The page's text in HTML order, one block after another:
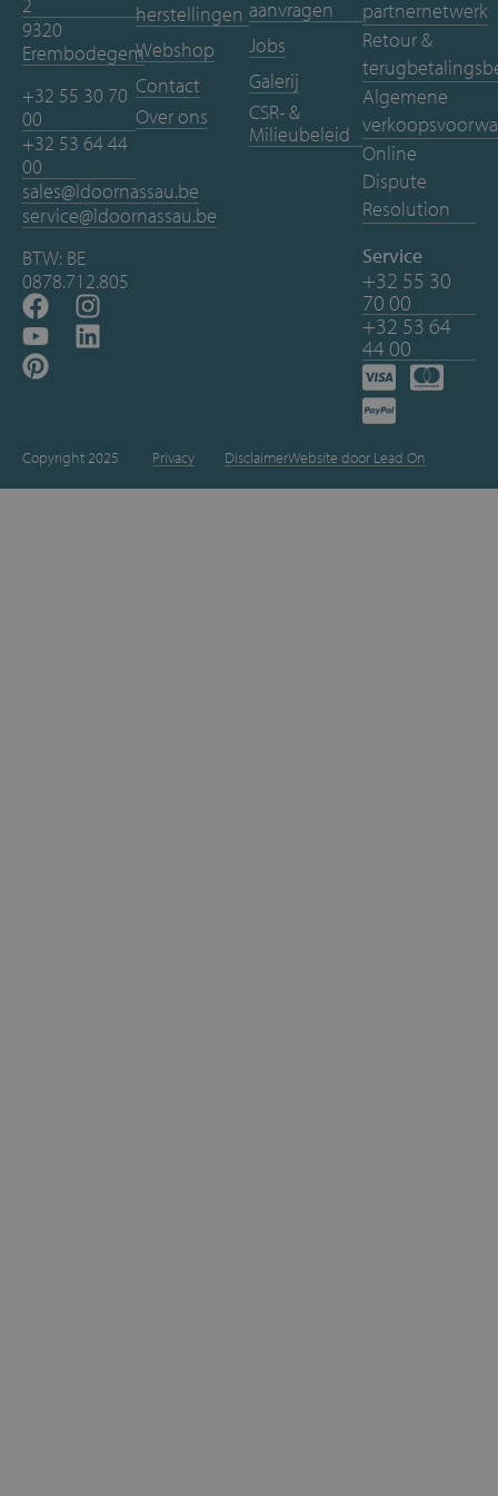
9320
Erembodegem
+32 55 30 70
00
+32 53 64 44
00
sales@ldoornassau.be
service@ldoornassau.be
BTW: BE
0878.712.805
herstellingen
Webshop
Contact
Over ons
aanvragen
Jobs
Galerij
CSR- &
Milieubeleid
partnernetwerk
Retour &
Algemene
Online
Dispute
Resolution
Service
+32 55 30
70 00
+32 53 64
44 00
Copyright 2025 Privacy DisclaimerWebsite door Lead On